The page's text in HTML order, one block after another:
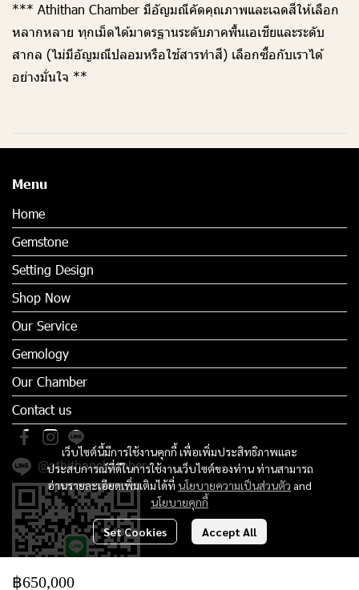
*** Athithan Chamber มีอัญมณีคัดคุณภาพและเฉดสีให้เลือก
หลากหลาย ทุกเม็ดได้มาตรฐานระดับภาคพื้นเอเชียและระดับ
สากล (ไม่มีอัญมณีปลอมหรือใช้สารทำสี) เลือกซื้อกับเราได้
อย่างมั่นใจ **
฿650,000
เว็บไซต์นี้มีการใช้งานคุกกี้ เพื่อเพิ่มประสิทธิภาพและ
ประสบการณ์ที่ดีในการใช้งานเว็บไซต์ของท่าน ท่านสามารถ
อ่านรายละเอียดเพิ่มเติมได้ที่ นโยบายความเป็นส่วนตัว and
นโยบายคุกกี้
Set Cookies Accept All
Menu
Home
Gemstone
Setting Design
Shop Now
Our Service
Gemology
Our Chamber
Contact us
@athithanchamber